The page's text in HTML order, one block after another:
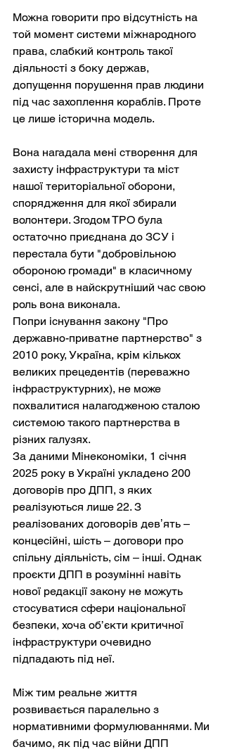
Можна говорити про відсутність на
той момент системи міжнародного
права, слабкий контроль такої
діяльності з боку держав,
допущення порушення прав людини
під час захоплення кораблів. Проте
це лише історична модель.
Вона нагадала мені створення для
захисту інфраструктури та міст
нашої територіальної оборони,
спорядження для якої збирали
волонтери. Згодом ТРО була
остаточно приєднана до ЗСУ і
перестала бути "добровільною
обороною громади" в класичному
сенсі, але в найскрутніший час свою
роль вона виконала.
Попри існування закону "Про
державно-приватне партнерство" з
2010 року, Україна, крім кількох
великих прецедентів (переважно
інфраструктурних), не може
похвалитися налагодженою сталою
системою такого партнерства в
різних галузях.
За даними Мінекономіки, 1 січня
2025 року в Україні укладено 200
договорів про ДПП, з яких
реалізуються лише 22. З
реалізованих договорів девʼять –
концесійні, шість – договори про
спільну діяльність, сім – інші. Однак
проєкти ДПП в розумінні навіть
нової редакції закону не можуть
стосуватися сфери національної
безпеки, хоча об’єкти критичної
інфраструктури очевидно
підпадають під неї.
Між тим реальне життя
розвивається паралельно з
нормативними формулюваннями. Ми
бачимо, як під час війни ДПП